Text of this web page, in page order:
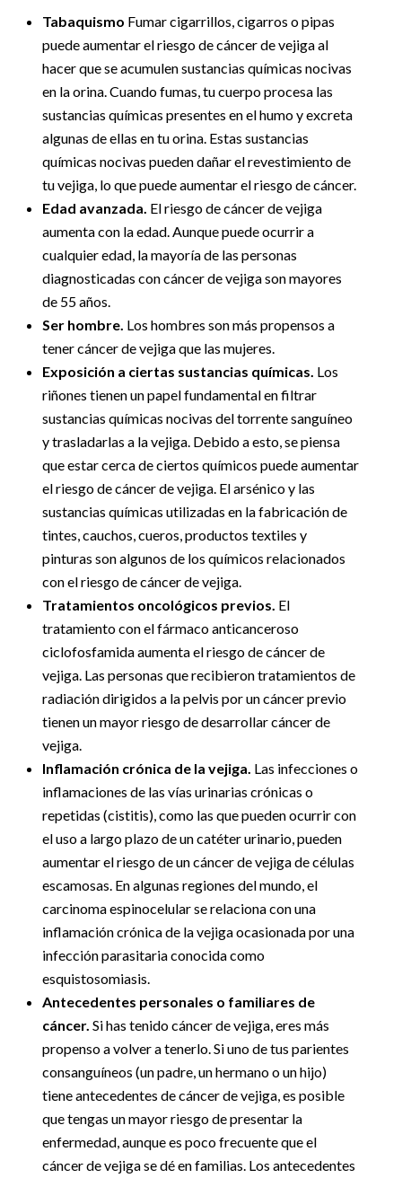
Tabaquismo Fumar cigarrillos, cigarros o pipas
puede aumentar el riesgo de cáncer de vejiga al
hacer que se acumulen sustancias químicas nocivas
en la orina. Cuando fumas, tu cuerpo procesa las
sustancias químicas presentes en el humo y excreta
algunas de ellas en tu orina. Estas sustancias
químicas nocivas pueden dañar el revestimiento de
tu vejiga, lo que puede aumentar el riesgo de cáncer.
Edad avanzada. El riesgo de cáncer de vejiga
aumenta con la edad. Aunque puede ocurrir a
cualquier edad, la mayoría de las personas
diagnosticadas con cáncer de vejiga son mayores
de 55 años.
Ser hombre. Los hombres son más propensos a
tener cáncer de vejiga que las mujeres.
Exposición a ciertas sustancias químicas. Los
riñones tienen un papel fundamental en filtrar
sustancias químicas nocivas del torrente sanguíneo
y trasladarlas a la vejiga. Debido a esto, se piensa
que estar cerca de ciertos químicos puede aumentar
el riesgo de cáncer de vejiga. El arsénico y las
sustancias químicas utilizadas en la fabricación de
tintes, cauchos, cueros, productos textiles y
pinturas son algunos de los químicos relacionados
con el riesgo de cáncer de vejiga.
Tratamientos oncológicos previos. El
tratamiento con el fármaco anticanceroso
ciclofosfamida aumenta el riesgo de cáncer de
vejiga. Las personas que recibieron tratamientos de
radiación dirigidos a la pelvis por un cáncer previo
tienen un mayor riesgo de desarrollar cáncer de
vejiga.
Inflamación crónica de la vejiga. Las infecciones o
inflamaciones de las vías urinarias crónicas o
repetidas (cistitis), como las que pueden ocurrir con
el uso a largo plazo de un catéter urinario, pueden
aumentar el riesgo de un cáncer de vejiga de células
escamosas. En algunas regiones del mundo, el
carcinoma espinocelular se relaciona con una
inflamación crónica de la vejiga ocasionada por una
infección parasitaria conocida como
esquistosomiasis.
Antecedentes personales o familiares de
cáncer. Si has tenido cáncer de vejiga, eres más
propenso a volver a tenerlo. Si uno de tus parientes
consanguíneos (un padre, un hermano o un hijo)
tiene antecedentes de cáncer de vejiga, es posible
que tengas un mayor riesgo de presentar la
enfermedad, aunque es poco frecuente que el
cáncer de vejiga se dé en familias. Los antecedentes